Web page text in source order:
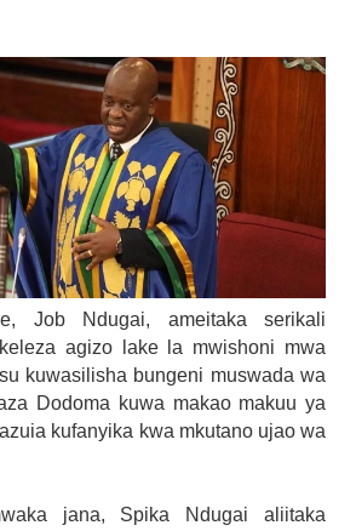
OKULY BLOG-Aug 08 2026
TBS Yaendelea Kutoa Elimu Ya
OSCAR ASSENGA -Aug 08 2026
WAZIRI SANGU AZITAKA
OSCAR ASSENGA-Aug 08 2026
Job Ndugai, ameitaka serikali
agizo lake la mwishoni mwa
kuwasilisha bungeni muswada wa
Dodoma kuwa makao makuu ya
kufanyika kwa mkutano ujao wa
jana, Spika Ndugai aliitaka